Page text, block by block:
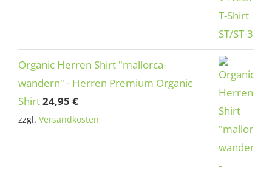
Organic Herren Shirt "mallorca-
wandern" - Herren Premium Organic
Shirt24,95 €
zzgl. Versandkosten